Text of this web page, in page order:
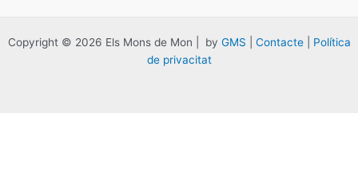
Copyright © 2026 Els Mons de Mon | by GMS Contacte| Política
de privacitat